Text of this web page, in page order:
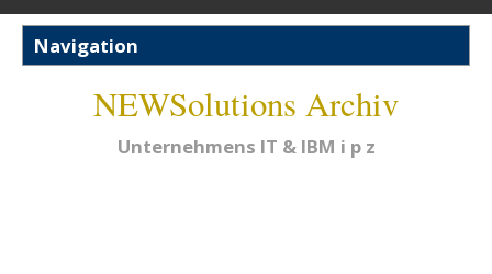
NEWSolutions Archiv
Unternehmens IT & IBM i p z